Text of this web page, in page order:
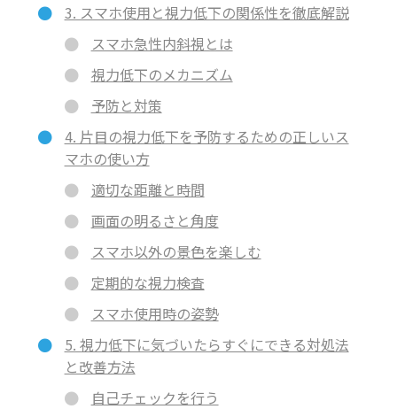
3. スマホ使用と視力低下の関係性を徹底解説
スマホ急性内斜視とは
視力低下のメカニズム
予防と対策
4. 片目の視力低下を予防するための正しいス
マホの使い方
適切な距離と時間
画面の明るさと角度
スマホ以外の景色を楽しむ
定期的な視力検査
スマホ使用時の姿勢
5. 視力低下に気づいたらすぐにできる対処法
と改善方法
自己チェックを行う